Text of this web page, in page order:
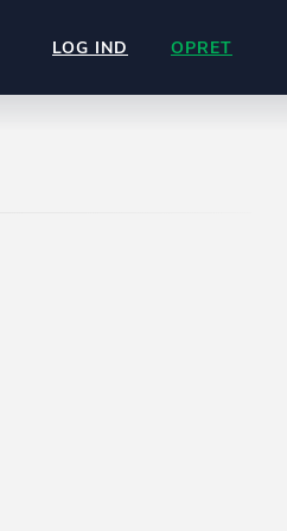
LOG IND OPRET